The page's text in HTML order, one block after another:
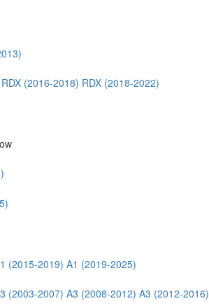
RDX (2016-2018) RDX (2018-2022)
(2015-2019) A1 (2019-2025)
(2003-2007) A3 (2008-2012) A3 (2012-2016)